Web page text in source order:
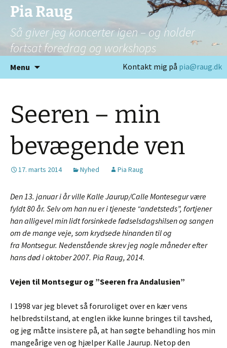
Pia Raug
Så giver jeg koncerter igen – og holder
fortsat foredrag og workshops
Menu Kontakt mig på pia@raug.dk
Seeren – min
bevægende ven
17. marts 2014 Nyhed Pia Raug
Den 13. januar i år ville Kalle Jaurup/Calle Montesegur være
fyldt 80 år. Selv om han nu er i tjeneste “andetsteds”, fortjener
han alligevel min lidt forsinkede fødselsdagshilsen og sangen
om de mange veje, som krydsede hinanden til og
fra Montsegur. Nedenstående skrev jeg nogle måneder efter
hans død i oktober 2007. Pia Raug, 2014.
Vejen til Montsegur og ”Seeren fra Andalusien”
I 1998 var jeg blevet så foruroliget over en kær vens
helbredstilstand, at englen ikke kunne bringes til tavshed,
og jeg måtte insistere på, at han søgte behandling hos min
mangeårige ven og hjælper Kalle Jaurup. Netop den